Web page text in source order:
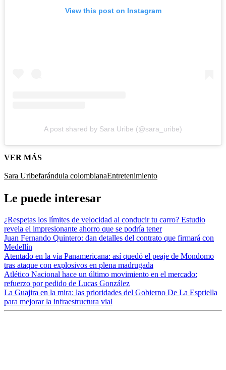
View this post on Instagram
A post shared by Sara Uribe (@sara_uribe)
VER MÁS
Sara Uribefarándula colombianaEntretenimiento
Le puede interesar
¿Respetas los límites de velocidad al conducir tu carro? Estudio
revela el impresionante ahorro que se podría tener
Juan Fernando Quintero: dan detalles del contrato que firmará con
Medellín
Atentado en la vía Panamericana: así quedó el peaje de Mondomo
tras ataque con explosivos en plena madrugada
Atlético Nacional hace un último movimiento en el mercado:
refuerzo por pedido de Lucas González
La Guajira en la mira: las prioridades del Gobierno De La Espriella
para mejorar la infraestructura vial